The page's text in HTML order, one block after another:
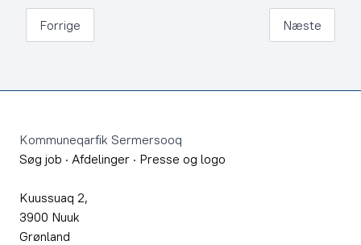
Forrige Næste
Kommuneqarfik Sermersooq
Søg job · Afdelinger · Presse og logo
Kuussuaq 2,
3900 Nuuk
Grønland